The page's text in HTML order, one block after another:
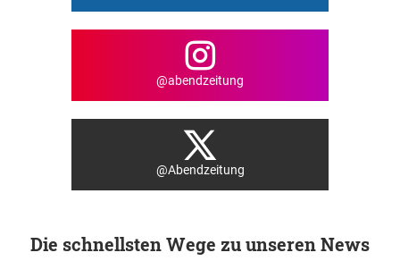
@abendzeitung
@Abendzeitung
Die schnellsten Wege zu unseren News